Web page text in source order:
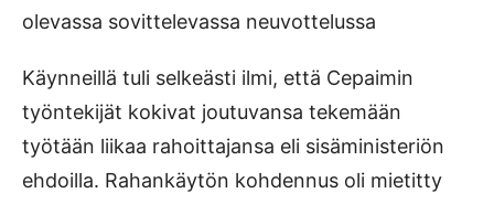
olevassa sovittelevassa neuvottelussa
Käynneillä tuli selkeästi ilmi, että Cepaimin
työntekijät kokivat joutuvansa tekemään
työtään liikaa rahoittajansa eli sisäministeriön
ehdoilla. Rahankäytön kohdennus oli mietitty